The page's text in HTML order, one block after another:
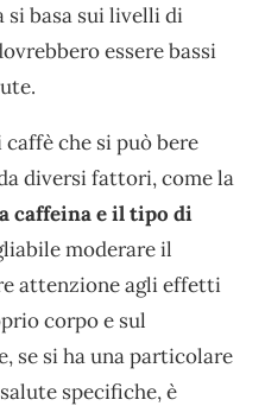
si basa sui livelli di
essere bassi
che si può bere
diversi fattori, come la
caffeina e il tipo di
moderare il
attenzione agli effetti
corpo e sul
se si ha una particolare
specifiche, è